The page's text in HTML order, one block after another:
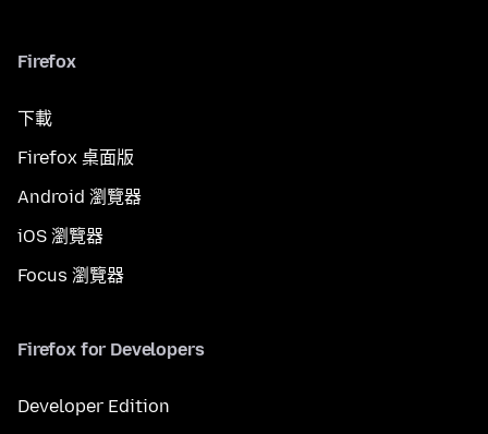
Firefox
下載
Firefox 桌面版
Android 瀏覽器
iOS 瀏覽器
Focus 瀏覽器
Firefox for Developers
Developer Edition